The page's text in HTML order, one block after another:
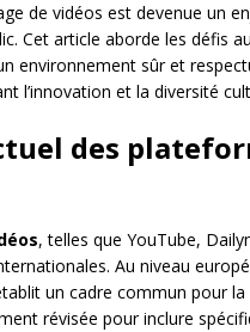
de vidéos est devenue un
Cet article aborde les défis
environnement sûr et
l’innovation et la diversité
des
, telles que YouTube,
Au niveau
un cadre commun pour
révisée pour inclure